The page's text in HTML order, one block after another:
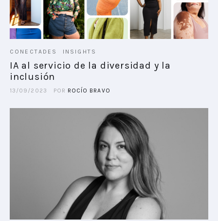
CONECTADES INSIGHTS
IA al servicio de la diversidad y la
inclusión
13/09/2023 POR ROCÍO BRAVO